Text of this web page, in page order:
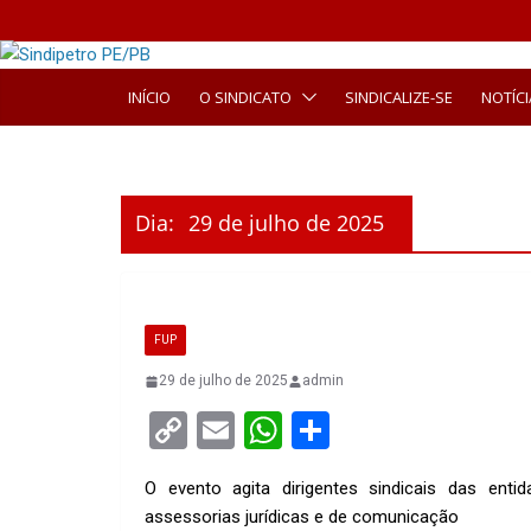
INÍCIO O SINDICATO SINDICALIZE-SE
Dia: 29 de julho de 2025
FUP
29 de julho de 2025 admin
C
py
E
ail
W
at ar
O evento agita dirigentes sindicais das
assessorias jurídicas e de comunicação